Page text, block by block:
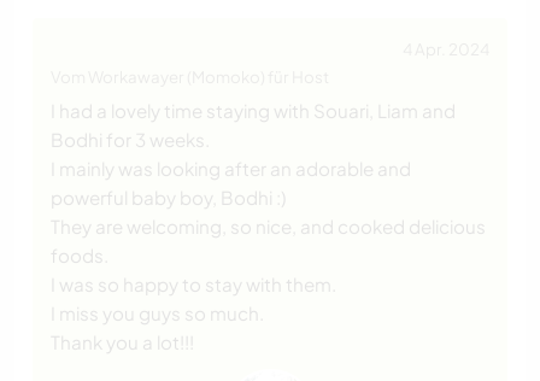
I had a lovely time staying with Souari, Liam and
Bodhi for 3 weeks.
I mainly was looking after an adorable and
powerful baby boy, Bodhi :)
They are welcoming, so nice, and cooked delicious
foods.
I was so happy to stay with them.
I miss you guys so much.
Thank you a lot!!!